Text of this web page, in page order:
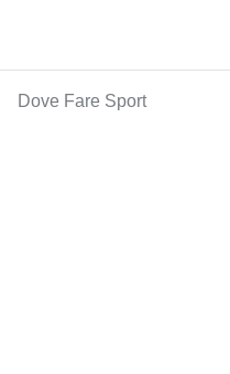
Dove Fare Sport